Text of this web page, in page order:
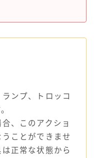
ンプ、トロッコ
、このアクショ
ことができませ
正常な状態から